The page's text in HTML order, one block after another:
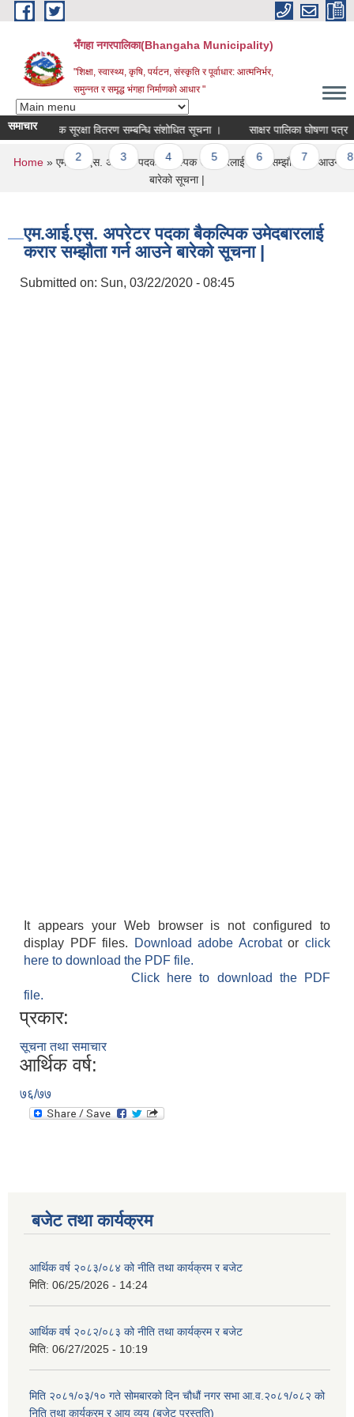
Skip to main content
भँगहा नगरपालिका(Bhangaha Municipality)
"शिक्षा, स्वास्थ्य, कृषि, पर्यटन, संस्कृति र पूर्वाधार: आत्मनिर्भर,
समुन्नत र समृद्ध भंगहा निर्माणको आधार "
समाचार
समाजिक सूरक्षा वितरण सम्बन्धि संशोधित सूचना । साक्षर पालिका घोषणा पत्र
Pages
2 3 4 5 6 7 8
You are here
Home » एम.आई.एस. अपरेटर पदका बैकल्पिक उमेदबारलाई करार सम्झौता गर्न आउने
बारेको सूचना |
एम.आई.एस. अपरेटर पदका बैकल्पिक उमेदबारलाई
करार सम्झौता गर्न आउने बारेको सूचना |
Submitted on: Sun, 03/22/2020 - 08:45
It appears your Web browser is not configured to
display PDF files.
Download adobe Acrobatorclick
here to download the PDF file.
Click here to download the PDF
file.
प्रकार:
सूचना तथा समाचार
आर्थिक वर्ष:
७६/७७
बजेट तथा कार्यक्रम
आर्थिक वर्ष २०८३/०८४ को नीति तथा कार्यक्रम र बजेट
मिति: 06/25/2026 - 14:24
आर्थिक वर्ष २०८२/०८३ को नीति तथा कार्यक्रम र बजेट
मिति: 06/27/2025 - 10:19
मिति २०८१/०३/१० गते सोमबारको दिन चौधौं नगर सभा आ.व.२०८१/०८२ को
निति तथा कार्यक्रम र आय व्यय (बजेट प्रस्तुति)